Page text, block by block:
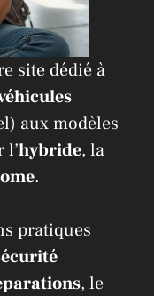
site dédié à
aux modèles
l’hybride, la
.
pratiques
, le